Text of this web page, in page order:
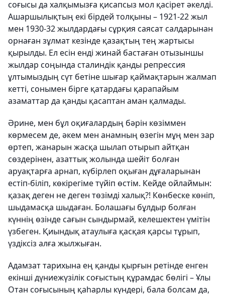
соғысы да халқымызға қисапсыз мол қасірет әкелді.
Ашаршылықтың екі бірдей толқыны – 1921-22 жыл
мен 1930-32 жылдардағы сұрқия саясат салдарынан
орнаған зұлмат кезінде қазақтың тең жартысы
қырылды. Ел есін енді жинай бастаған отызыншы
жылдар соңында сталиндік қанды репрессия
ұлтымыздың сүт бетіне шығар қаймақтарын жалмап
кетті, сонымен бірге қатардағы қарапайым
азаматтар да қанды қасаптан аман қалмады.
Әрине, мен бұл оқиғалардың бәрін көзіммен
көрмесем де, әкем мен анамның өзегін мұң мен зар
өртеп, жанарын жасқа шылап отырып айтқан
сөздерінен, азаттық жолында шейіт болған
аруақтарға арнап, күбірлеп оқыған дұғаларынан
естіп-біліп, көкірегіме түйіп өстім. Кейде ойлаймын:
қазақ деген не деген төзімді халық?! Көнбеске көніп,
шыдамасқа шыдаған. Болашағы бұлдыр болған
күннің өзінде сағын сындырмай, келешектен үмітін
үзбеген. Қиындық атаулыға қасқая қарсы тұрып,
үздіксіз алға жылжыған.
Адамзат тарихына ең қанды қырғын ретінде енген
екінші дүниежүзілік соғыстың құрамдас бөлігі – Ұлы
Отан соғысының қаһарлы күндері, бала болсам да,